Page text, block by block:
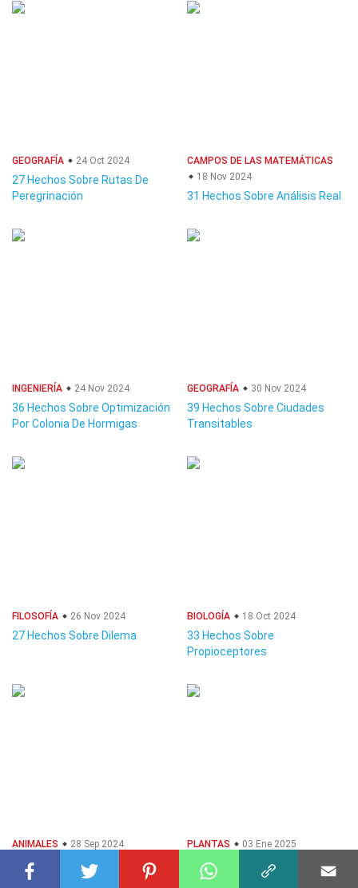
GEOGRAFÍA 24 Oct 2024
27 Hechos Sobre Rutas De
Peregrinación
CAMPOS DE LAS MATEMÁTICAS
18 Nov 2024
31 Hechos Sobre Análisis Real
INGENIERÍA 24 Nov 2024
36 Hechos Sobre Optimización
Por Colonia De Hormigas
GEOGRAFÍA 30 Nov 2024
39 Hechos Sobre Ciudades
Transitables
FILOSOFÍA 26 Nov 2024
27 Hechos Sobre Dilema
BIOLOGÍA 18 Oct 2024
33 Hechos Sobre
Propioceptores
ANIMALES 28 Sep 2024
40 Hechos Sobre Pollo
PLANTAS 03 Ene 2025
36 Hechos Sobre Lechuga